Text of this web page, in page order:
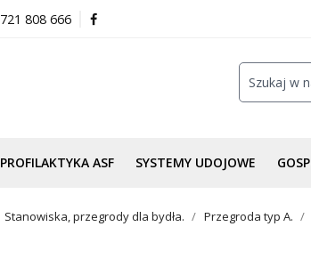
721 808 666
PROFILAKTYKA ASF SYSTEMY UDOJOWE
Stanowiska, przegrody dla bydła. Przegroda typ A.